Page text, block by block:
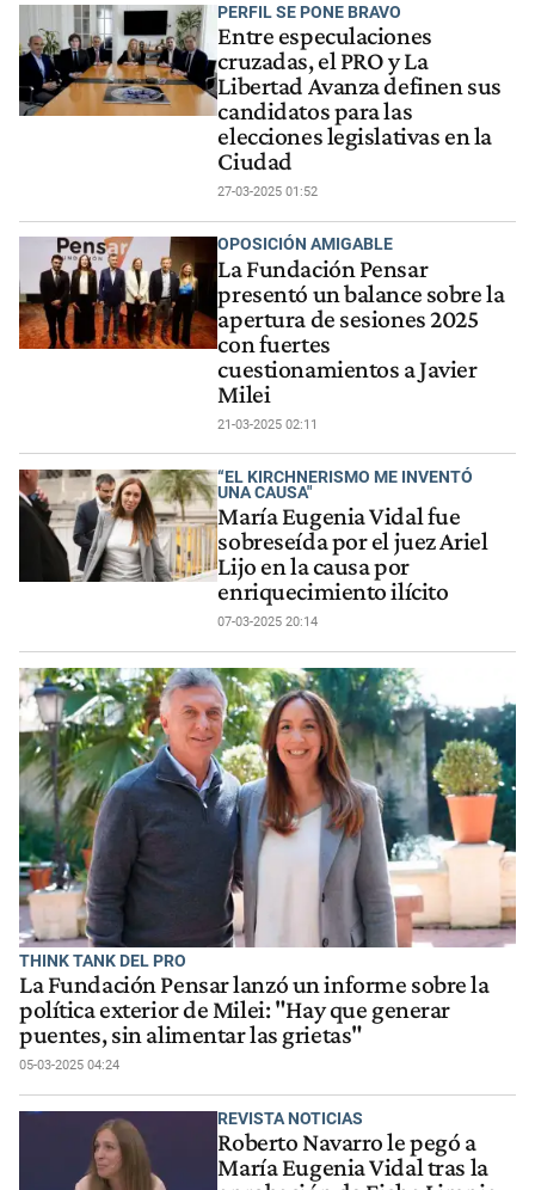
PERFIL SE PONE BRAVO
Entre especulaciones
cruzadas, el PRO y La
Libertad Avanza definen sus
candidatos para las
elecciones legislativas en la
Ciudad
27-03-2025 01:52
OPOSICIÓN AMIGABLE
La Fundación Pensar
presentó un balance sobre la
apertura de sesiones 2025
con fuertes
cuestionamientos a Javier
Milei
21-03-2025 02:11
“EL KIRCHNERISMO ME INVENTÓ
UNA CAUSA"
María Eugenia Vidal fue
sobreseída por el juez Ariel
Lijo en la causa por
enriquecimiento ilícito
07-03-2025 20:14
THINK TANK DEL PRO
La Fundación Pensar lanzó un informe sobre la
política exterior de Milei: "Hay que generar
puentes, sin alimentar las grietas"
05-03-2025 04:24
REVISTA NOTICIAS
Roberto Navarro le pegó a
María Eugenia Vidal tras la